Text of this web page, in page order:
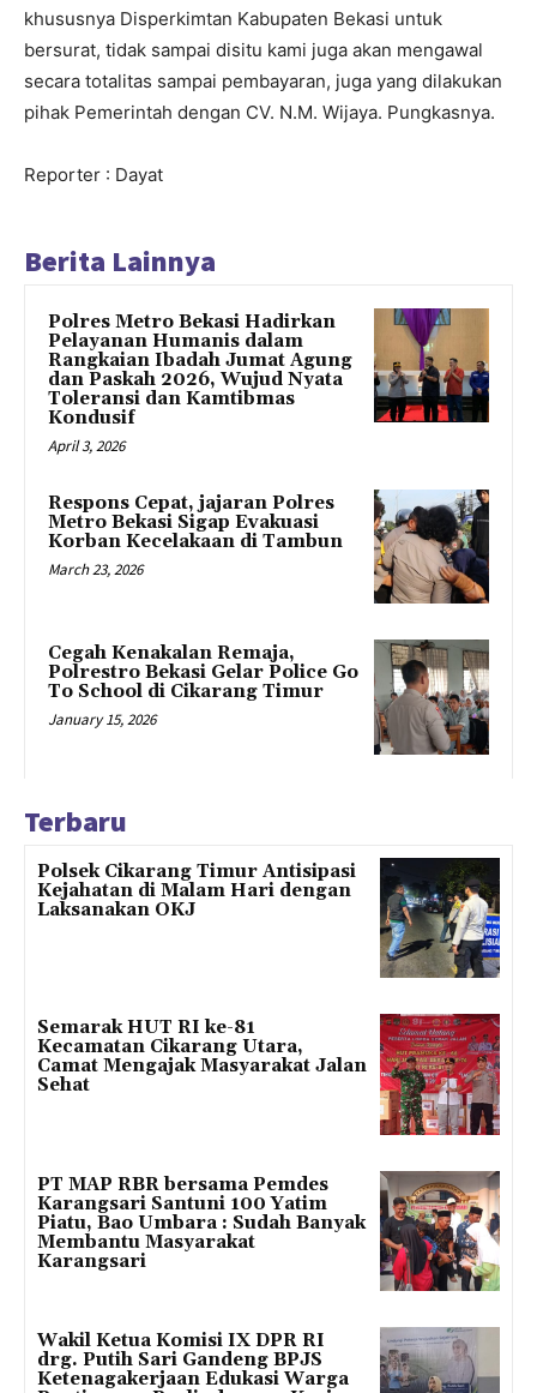
khususnya Disperkimtan Kabupaten Bekasi untuk
bersurat, tidak sampai disitu kami juga akan mengawal
secara totalitas sampai pembayaran, juga yang dilakukan
pihak Pemerintah dengan CV. N.M. Wijaya. Pungkasnya.
Reporter : Dayat
Berita Lainnya
Polres Metro Bekasi Hadirkan
Pelayanan Humanis dalam
Rangkaian Ibadah Jumat Agung
dan Paskah 2026, Wujud Nyata
Toleransi dan Kamtibmas
Kondusif
April 3, 2026
Respons Cepat, jajaran Polres
Metro Bekasi Sigap Evakuasi
Korban Kecelakaan di Tambun
March 23, 2026
Cegah Kenakalan Remaja,
Polrestro Bekasi Gelar Police Go
To School di Cikarang Timur
January 15, 2026
Terbaru
Polsek Cikarang Timur Antisipasi
Kejahatan di Malam Hari dengan
Laksanakan OKJ
Semarak HUT RI ke-81
Kecamatan Cikarang Utara,
Camat Mengajak Masyarakat Jalan
Sehat
PT MAP RBR bersama Pemdes
Karangsari Santuni 100 Yatim
Piatu, Bao Umbara : Sudah Banyak
Membantu Masyarakat
Karangsari
Wakil Ketua Komisi IX DPR RI
drg. Putih Sari Gandeng BPJS
Ketenagakerjaan Edukasi Warga